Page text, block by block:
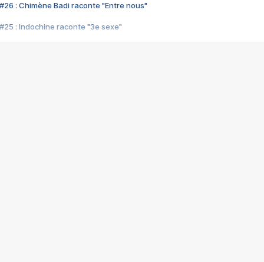
#26 : Chimène Badi raconte "Entre nous"
#25 : Indochine raconte "3e sexe"